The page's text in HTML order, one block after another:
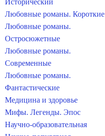
Исторический
Любовные романы. Короткие
Любовные романы.
Остросюжетные
Любовные романы.
Современные
Любовные романы.
Фантастические
Медицина и здоровье
Мифы. Легенды. Эпос
Научно-образовательная